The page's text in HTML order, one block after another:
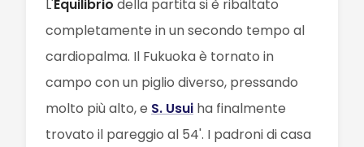
L'Equilibrio della partita si è ribaltato
completamente in un secondo tempo al
cardiopalma. Il Fukuoka è tornato in
campo con un piglio diverso, pressando
molto più alto, e S. Usui ha finalmente
trovato il pareggio al 54'. I padroni di casa